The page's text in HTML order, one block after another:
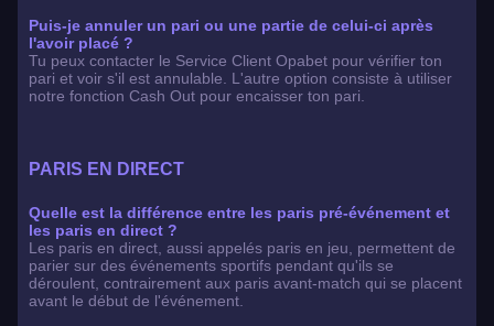
Puis-je annuler un pari ou une partie de celui-ci après
l'avoir placé ?
Tu peux contacter le Service Client Opabet pour vérifier ton
pari et voir s'il est annulable. L'autre option consiste à utiliser
notre fonction Cash Out pour encaisser ton pari.
PARIS EN DIRECT
Quelle est la différence entre les paris pré-événement et
les paris en direct ?
Les paris en direct, aussi appelés paris en jeu, permettent de
parier sur des événements sportifs pendant qu'ils se
déroulent, contrairement aux paris avant-match qui se placent
avant le début de l'événement.